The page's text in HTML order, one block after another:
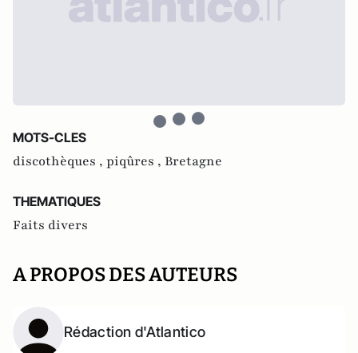
MOTS-CLES
discothèques , piqûres , Bretagne
THEMATIQUES
Faits divers
A PROPOS DES AUTEURS
Rédaction d'Atlantico